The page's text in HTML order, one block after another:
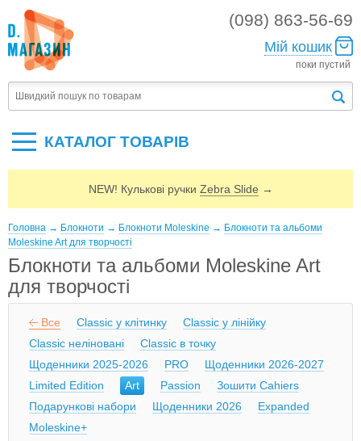
(098) 863-56-69
Мій кошик
поки пустий
КАТАЛОГ ТОВАРIВ
NEW! Кулькові ручки Zebra Slide →
Головна → Блокноти → Блокноти Moleskine → Блокноти та альбоми
Moleskine Art для творчості
Блокноти та альбоми Moleskine Art
для творчості
Все Classic у клітинку
Classic у лінійку
Classic неліновані
Classic в точку
Щоденники 2025-2026
PRO
Щоденники 2026-2027
Limited Edition
Art Passion
Зошити Cahiers
Подарункові набори
Щоденники 2026
Expanded
Moleskine+